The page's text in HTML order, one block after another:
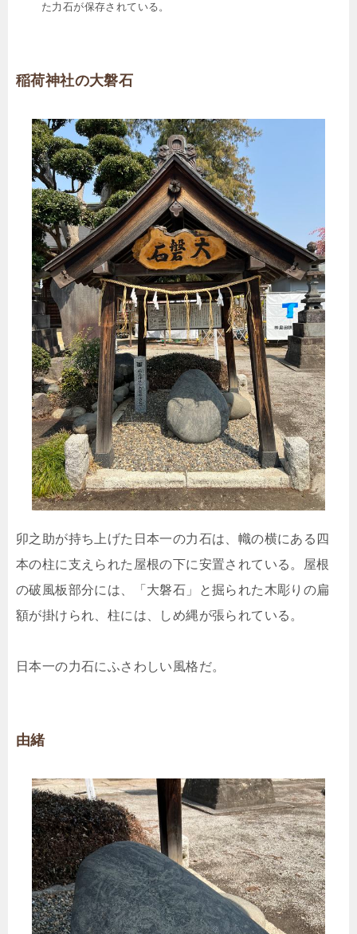
た力石が保存されている。
稲荷神社の大磐石
卯之助が持ち上げた日本一の力石は、幟の横にある四
本の柱に支えられた屋根の下に安置されている。屋根
の破風板部分には、「大磐石」と掘られた木彫りの扁
額が掛けられ、柱には、しめ縄が張られている。
日本一の力石にふさわしい風格だ。
由緒